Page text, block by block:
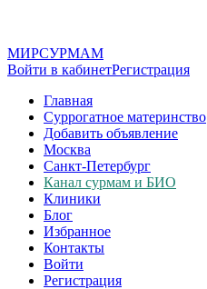
МИРСУРМАМ
Войти в кабинетРегистрация
Главная
Суррогатное материнство
Добавить объявление
Москва
Санкт-Петербург
Канал сурмам и БИО
Клиники
Блог
Избранное
Контакты
Войти
Регистрация